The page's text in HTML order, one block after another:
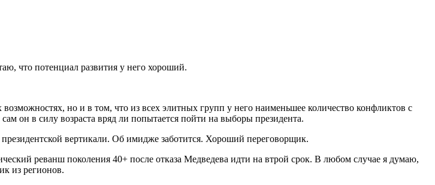
что потенциал развития у него хороший.
но и в том, что из всех элитных групп у него наименьшее количество конфликтов с
он в силу возраста вряд ли попытается пойти на выборы президента.
вертикали. Об имидже заботится. Хороший переговорщик.
реванш поколения 40+ после отказа Медведева идти на втрой срок. В любом случае я думаю,
из регионов.